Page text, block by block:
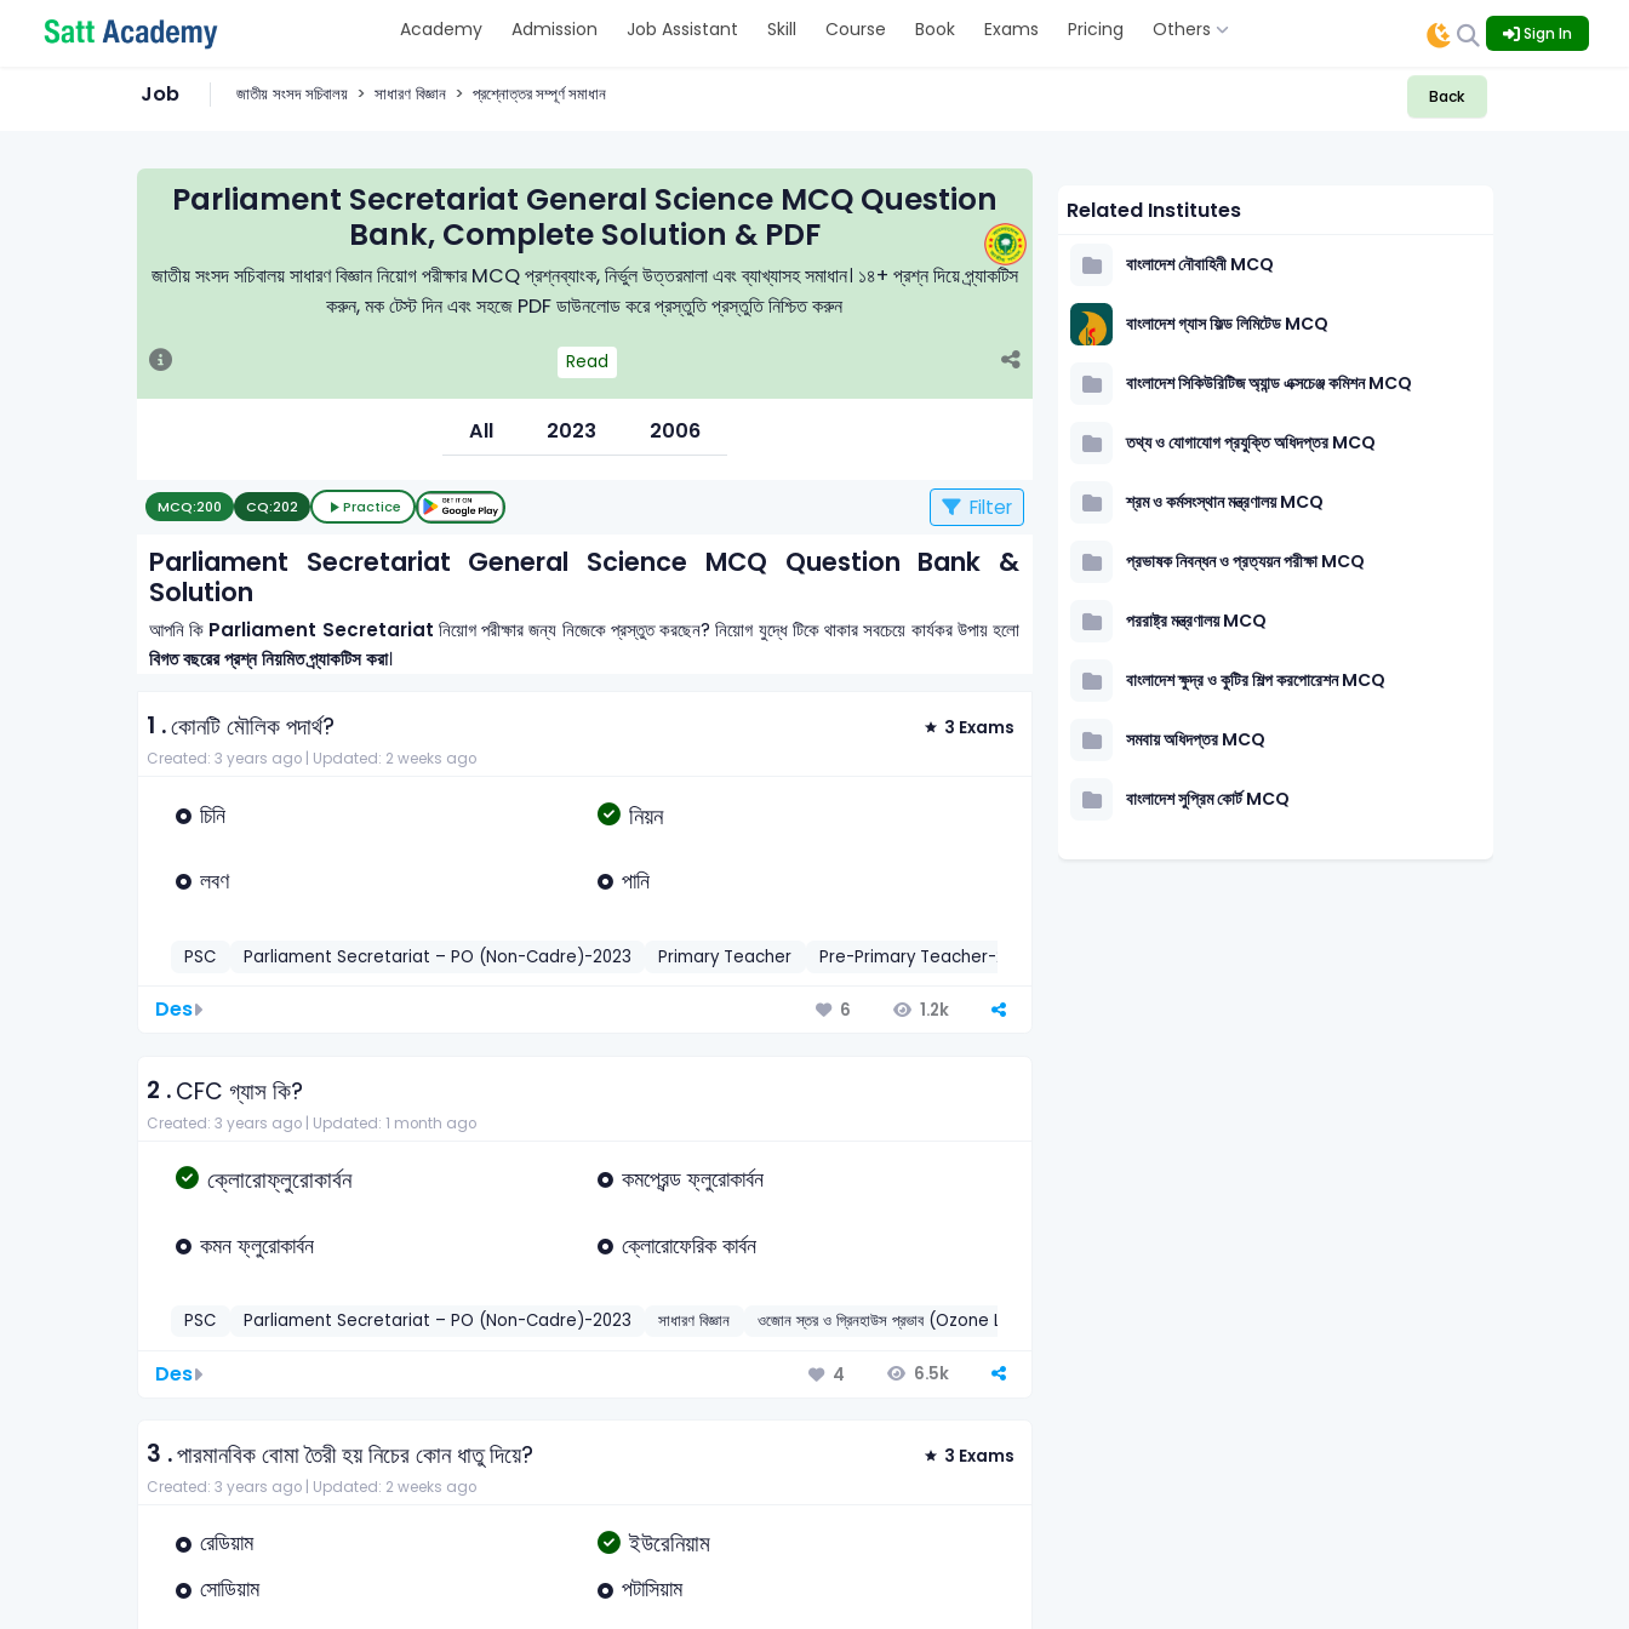
Academy Admission Job Assistant Skill Course Book Exams Pricing Others Sign In
Job জাতীয় সংসদ সচিবালয় সাধারণ বিজ্ঞান প্রশ্নোত্তর সম্পূর্ণ সমাধান Back
Parliament Secretariat General Science MCQ Question
Bank, Complete Solution & PDF
জাতীয় সংসদ সচিবালয় সাধারণ বিজ্ঞান নিয়োগ পরীক্ষার MCQ প্রশ্নব্যাংক, নির্ভুল উত্তরমালা এবং ব্যাখ্যাসহ সমাধান। ১৪+ প্রশ্ন দিয়ে প্র্যাকটিস
করুন, মক টেস্ট দিন এবং সহজে PDF ডাউনলোড করে প্রস্তুতি প্রস্তুতি নিশ্চিত করুন
Read
All 2023 2006
MCQ:200 CQ:202 Practice Filter
Parliament Secretariat General Science MCQ Question Bank &
Solution
আপনি কি Parliament Secretariat নিয়োগ পরীক্ষার জন্য নিজেকে প্রস্তুত করছেন? নিয়োগ যুদ্ধে টিকে থাকার সবচেয়ে কার্যকর উপায় হলো
বিগত বছরের প্রশ্ন নিয়মিত প্র্যাকটিস করা।
1 .কোনটি মৌলিক পদার্থ? 3 Exams
Created: 3 years ago | Updated: 2 weeks ago
চিনি নিয়ন
লবণ পানি
PSC Parliament Secretariat – PO (Non-Cadre)-2023 Primary Teacher Pre-Primary Teacher-2013
Des 6 1.2k
2 .CFC গ্যাস কি?
Created: 3 years ago | Updated: 1 month ago
ক্লোরোফ্লুরোকার্বন কমপ্রেন্ড ফ্লুরোকার্বন
কমন ফ্লুরোকার্বন ক্লোরোফেরিক কাৰ্বন
PSC Parliament Secretariat – PO (Non-Cadre)-2023 সাধারণ বিজ্ঞান ওজোন স্তর ও গ্রিনহাউস প্রভাব (Ozone Layer & Greenhouse Effect)
Des 4 6.5k
3 .পারমানবিক বোমা তৈরী হয় নিচের কোন ধাতু দিয়ে? 3 Exams
Created: 3 years ago | Updated: 2 weeks ago
রেডিয়াম ইউরেনিয়াম
সোডিয়াম পটাসিয়াম
Related Institutes
বাংলাদেশ নৌবাহিনী MCQ
বাংলাদেশ গ্যাস ফিল্ড লিমিটেড MCQ
বাংলাদেশ সিকিউরিটিজ অ্যান্ড এক্সচেঞ্জ কমিশন MCQ
তথ্য ও যোগাযোগ প্রযুক্তি অধিদপ্তর MCQ
শ্রম ও কর্মসংস্থান মন্ত্রণালয় MCQ
প্রভাষক নিবন্ধন ও প্রত্যয়ন পরীক্ষা MCQ
পররাষ্ট্র মন্ত্রণালয় MCQ
বাংলাদেশ ক্ষুদ্র ও কুটির শিল্প করপোরেশন MCQ
সমবায় অধিদপ্তর MCQ
বাংলাদেশ সুপ্রিম কোর্ট MCQ